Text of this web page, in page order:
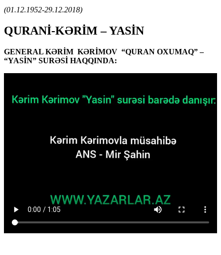
(01.12.1952-29.12.2018)
QURANİ-KƏRİM – YASİN
GENERAL KƏRİM KƏRİMOV “QURAN OXUMAQ” –
“YASİN” SURƏSİ HAQQINDA: